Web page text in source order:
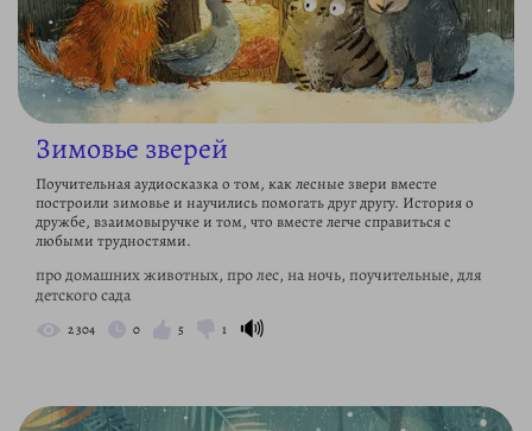
Зимовье зверей
Поучительная аудиосказка о том, как лесные звери вместе
построили зимовье и научились помогать друг другу. История о
дружбе, взаимовыручке и том, что вместе легче справиться с
любыми трудностями.
про домашних животных, про лес, на ночь, поучительные, для
детского сада
2 304 0 5 1 🔊